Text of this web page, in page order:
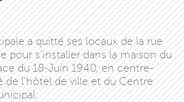
a quitté ses locaux de la rue
pour s’installer dans la maison du
du 18-Juin 1940, en centre-
de l’hôtel de ville et du Centre